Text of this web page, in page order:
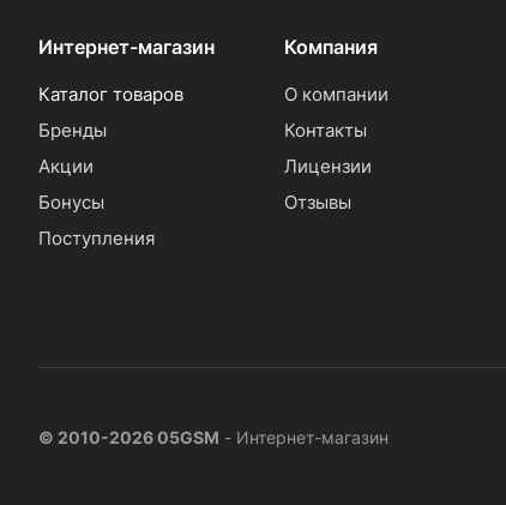
Интернет-магазин
Каталог товаров
Бренды
Акции
Бонусы
Поступления
Компания
О компании
Контакты
Лицензии
Отзывы
© 2010-2026 05GSM - Интернет-магазин